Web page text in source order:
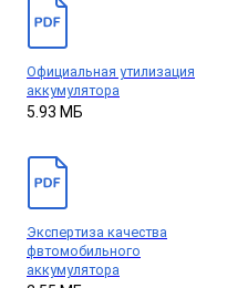
Официальная утилизация
аккумулятора
5.93 МБ
Экспертиза качества
фвтомобильного
аккумулятора